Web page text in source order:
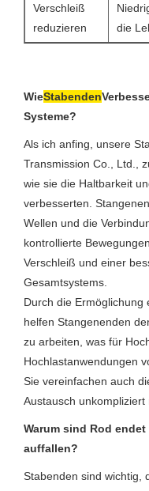
Verschleiß
reduzieren
die
WieStabenden
Systeme?
Als ich anfing, unsere
Transmission Co., Ltd.,
wie sie die Haltbarkeit
verbesserten.
Wellen und die
kontrollierte
Verschleiß und einer
Gesamtsystems.
Durch die Ermöglichung
helfen Stangenenden
zu arbeiten, was für
Hochlastanwendungen
Sie vereinfachen auch
Austausch unkompliziert
Warum sind Rod
auffallen?
Stabenden sind wichtig,